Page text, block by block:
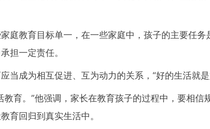
教育目标单一，在一些家庭中，孩子的主要任务
担一定责任。
成为相互促进、互为动力的关系，“好的生活就是
育。”他强调，家长在教育孩子的过程中，要相信
育回归到真实生活中。